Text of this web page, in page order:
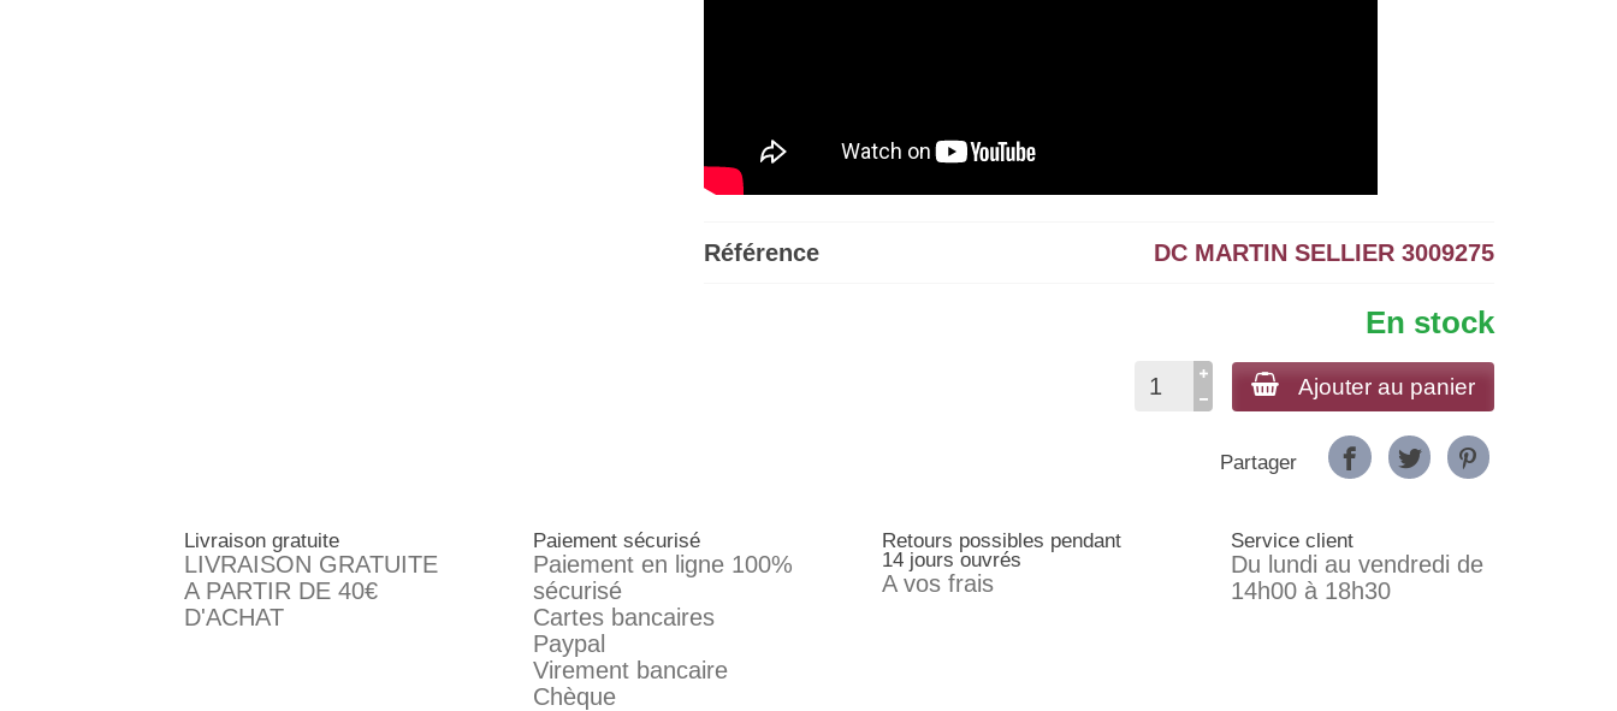
Référence DC MARTIN SELLIER 3009275
En stock
Ajouter au panier
Partager
Livraison gratuite
LIVRAISON GRATUITE
A PARTIR DE 40€
D'ACHAT
Paiement sécurisé
Paiement en ligne 100%
sécurisé
Cartes bancaires
Paypal
Virement bancaire
Chèque
Retours possibles pendant
14 jours ouvrés
A vos frais
Service client
Du lundi au vendredi de
14h00 à 18h30